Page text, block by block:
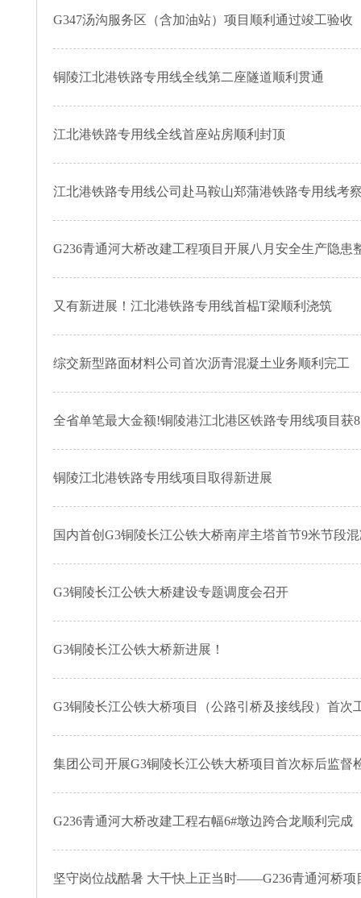
G347汤沟服务区（含加油站）项目顺利通过竣工验收
铜陵江北港铁路专用线全线第二座隧道顺利贯通
江北港铁路专用线全线首座站房顺利封顶
江北港铁路专用线公司赴马鞍山郑蒲港铁路专用线考
G236青通河大桥改建工程项目开展八月安全生产隐患
又有新进展！江北港铁路专用线首榀T梁顺利浇筑
综交新型路面材料公司首次沥青混凝土业务顺利完工
全省单笔最大金额!铜陵港江北港区铁路专用线项目获
铜陵江北港铁路专用线项目取得新进展
国内首创G3铜陵长江公铁大桥南岸主塔首节9米节段
G3铜陵长江公铁大桥建设专题调度会召开
G3铜陵长江公铁大桥新进展！
G3铜陵长江公铁大桥项目（公路引桥及接线段）首次
集团公司开展G3铜陵长江公铁大桥项目首次标后监督
G236青通河大桥改建工程右幅6#墩边跨合龙顺利完成
坚守岗位战酷暑 大干快上正当时——G236青通河桥项